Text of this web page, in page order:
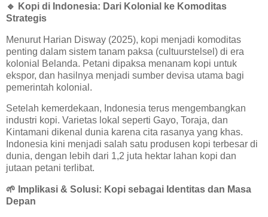
🔹 Kopi di Indonesia: Dari Kolonial ke Komoditas
Strategis
Menurut Harian Disway (2025), kopi menjadi komoditas
penting dalam sistem tanam paksa (cultuurstelsel) di era
kolonial Belanda. Petani dipaksa menanam kopi untuk
ekspor, dan hasilnya menjadi sumber devisa utama bagi
pemerintah kolonial.
Setelah kemerdekaan, Indonesia terus mengembangkan
industri kopi. Varietas lokal seperti Gayo, Toraja, dan
Kintamani dikenal dunia karena cita rasanya yang khas.
Indonesia kini menjadi salah satu produsen kopi terbesar di
dunia, dengan lebih dari 1,2 juta hektar lahan kopi dan
jutaan petani terlibat.
🌱 Implikasi & Solusi: Kopi sebagai Identitas dan Masa
Depan